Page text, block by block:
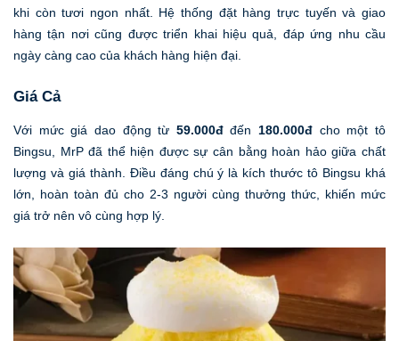
khi còn tươi ngon nhất. Hệ thống đặt hàng trực tuyến và giao
hàng tận nơi cũng được triển khai hiệu quả, đáp ứng nhu cầu
ngày càng cao của khách hàng hiện đại.
Giá Cả
Với mức giá dao động từ 59.000đđến180.000đ cho một tô
Bingsu, MrP đã thể hiện được sự cân bằng hoàn hảo giữa chất
lượng và giá thành. Điều đáng chú ý là kích thước tô Bingsu khá
lớn, hoàn toàn đủ cho 2-3 người cùng thưởng thức, khiến mức
giá trở nên vô cùng hợp lý.